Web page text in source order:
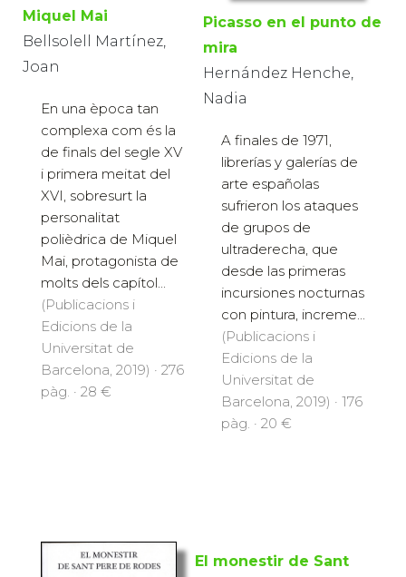
Miquel Mai
Bellsolell Martínez,
Joan
En una època tan
complexa com és la
de finals del segle XV
i primera meitat del
XVI, sobresurt la
personalitat
polièdrica de Miquel
Mai, protagonista de
molts dels capítol...
(Publicacions i
Edicions de la
Universitat de
Barcelona, 2019) · 276
pàg. · 28 €
Picasso en el punto de
mira
Hernández Henche,
Nadia
A finales de 1971,
librerías y galerías de
arte españolas
sufrieron los ataques
de grupos de
ultraderecha, que
desde las primeras
incursiones nocturnas
con pintura, increme...
(Publicacions i
Edicions de la
Universitat de
Barcelona, 2019) · 176
pàg. · 20 €
El monestir de Sant